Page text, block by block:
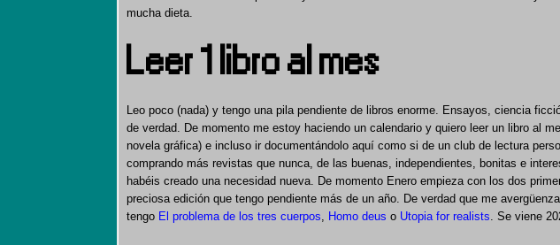
mucha dieta.
Leer 1 libro al mes
Leo poco (nada) y tengo una pila pendiente de libros enorme. Ensayos, ciencia
de verdad. De momento me estoy haciendo un calendario y quiero leer un libro al
novela gráfica) e incluso ir documentándolo aquí como si de un club de lectura
comprando más revistas que nunca, de las buenas, independientes, bonitas e
habéis creado una necesidad nueva. De momento Enero empieza con los dos
preciosa edición que tengo pendiente más de un año. De verdad que me
tengo El problema de los tres cuerpos, Homo deus o Utopia for realists. Se viene